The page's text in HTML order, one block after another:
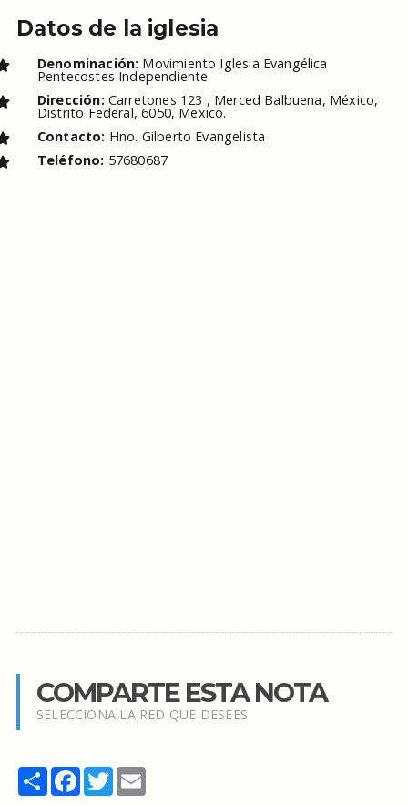
Datos de la iglesia
Denominación: Movimiento Iglesia Evangélica
Pentecostes Independiente
Dirección: Carretones 123 , Merced Balbuena, México,
Distrito Federal, 6050, Mexico.
Contacto: Hno. Gilberto Evangelista
Teléfono: 57680687
COMPARTE ESTA NOTA
SELECCIONA LA RED QUE DESEES
Share Facebook
TwitterEmail